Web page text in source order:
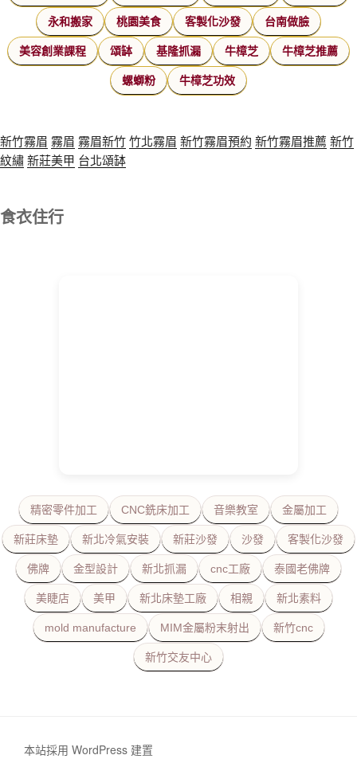
永和搬家 桃園美食 客製化沙發 台南做臉
美容創業課程 頌缽 基隆抓漏 牛樟芝 牛樟芝推薦
螺螄粉 牛樟芝功效
新竹霧眉 霧眉 霧眉新竹竹北霧眉 新竹霧眉預約 新竹霧眉推薦 新竹
紋繡新莊美甲 台北頌缽
食衣住行
精密零件加工 CNC銑床加工 音樂教室 金屬加工
新莊床墊 新北冷氣安裝 新莊沙發 沙發 客製化沙發
佛牌 金型設計 新北抓漏 cnc工廠 泰國老佛牌
美睫店 美甲 新北床墊工廠 相親 新北素料
mold manufacture MIM金屬粉末射出 新竹cnc
新竹交友中心
本站採用 WordPress 建置